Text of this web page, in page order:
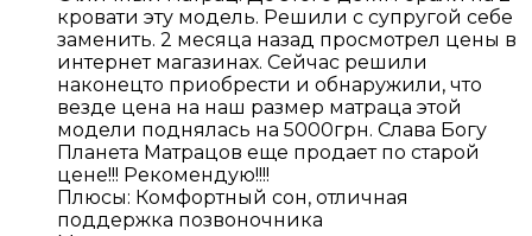
кровати эту модель. Решили с супругой себе
заменить. 2 месяца назад просмотрел цены в
интернет магазинах. Сейчас решили
наконецто приобрести и обнаружили, что
везде цена на наш размер матраца этой
модели поднялась на 5000грн. Слава Богу
Планета Матрацов еще продает по старой
цене!!! Рекомендую!!!!
Плюсы: Комфортный сон, отличная
поддержка позвоночника